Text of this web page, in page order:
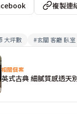
複製連
大坪數 #玄關 客廳 臥
相關個案
英式古典 細膩質感透天